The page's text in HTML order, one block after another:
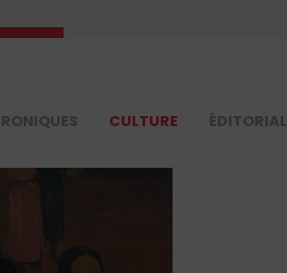
CULTURE ÉDITORIAL